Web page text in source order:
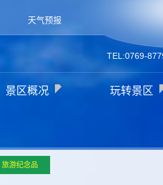
天气预报
TEL:0769-
景区概况 玩转景区
旅游纪念品